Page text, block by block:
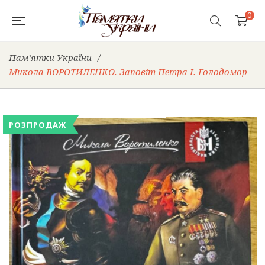
0
Пам’ятки України /
Микола ВОРОТИЛЕНКО. Заповіт Петра І. Голодомор
РОЗПРОДАЖ